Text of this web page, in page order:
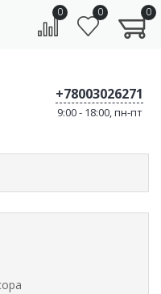
0 0 0
+78003026271
9:00 - 18:00, пн-пт